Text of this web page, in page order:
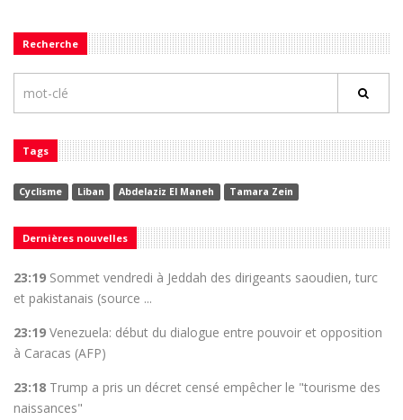
Recherche
Tags
Cyclisme Liban Abdelaziz El Maneh Tamara Zein
Dernières nouvelles
23:19 Sommet vendredi à Jeddah des dirigeants saoudien, turc
et pakistanais (source ...
23:19 Venezuela: début du dialogue entre pouvoir et opposition
à Caracas (AFP)
23:18 Trump a pris un décret censé empêcher le "tourisme des
naissances"